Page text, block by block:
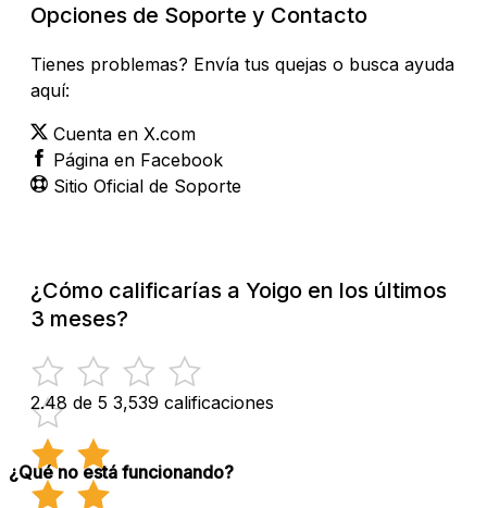
Opciones de Soporte y Contacto
Tienes problemas? Envía tus quejas o busca ayuda
aquí:
Cuenta en X.com
Página en Facebook
Sitio Oficial de Soporte
¿Cómo calificarías a Yoigo en los últimos
3 meses?
2.48 de 5 3,539 calificaciones
¿Qué no está funcionando?